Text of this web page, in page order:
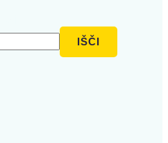
IŠČI